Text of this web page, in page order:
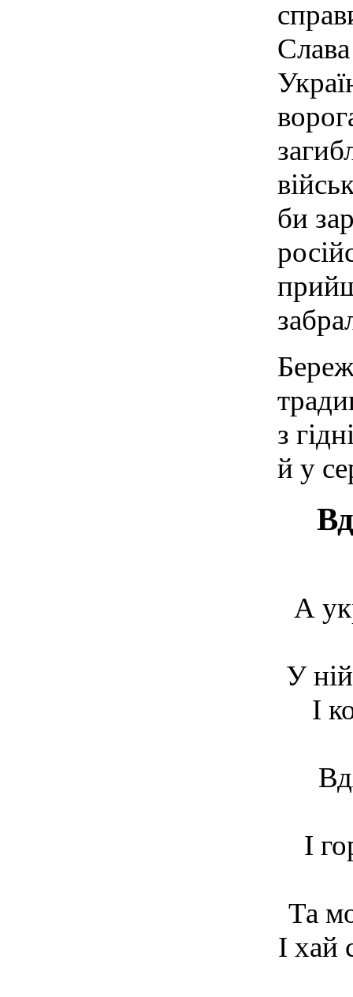
би
з
й у
А
У
І
І
Та
І хай